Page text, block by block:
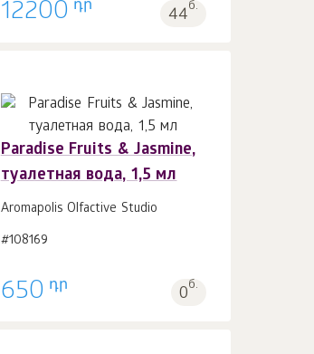
12200 դր 44б.
Paradise Fruits & Jasmine,
туалетная вода, 1,5 мл
Aromapolis Olfactive Studio
#108169
650 դր 0б.